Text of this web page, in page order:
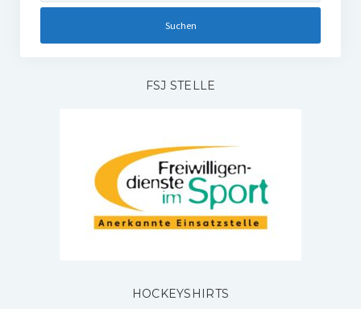
FSJ STELLE
HOCKEYSHIRTS